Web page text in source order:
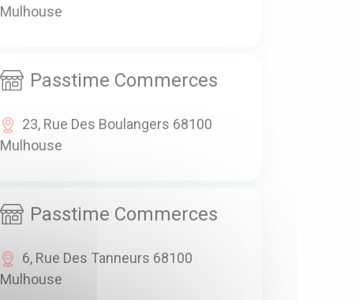
Mulhouse
Passtime Commerces
23, Rue Des Boulangers 68100
Mulhouse
Passtime Commerces
6, Rue Des Tanneurs 68100
Mulhouse